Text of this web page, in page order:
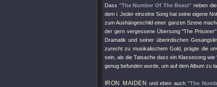
Dass "The Number Of The Beast" neben
dem i. Jeder einzelne Song hat seine eigene
zum Aushängeschild einer ganzen Szene
der gern vergessene Übersong"The Prisoner"
Dramatik und seiner überirdischen
zurecht zu musikalischem Gold, prägte die
sein, als die Tatsache dass ein Klassesong wie
genug befunden wurde, um auf dem Album zu
IRON MAIDEN und eben auch"The